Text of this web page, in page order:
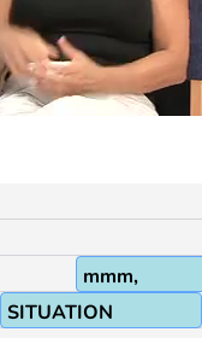
mmm,
SITUATION